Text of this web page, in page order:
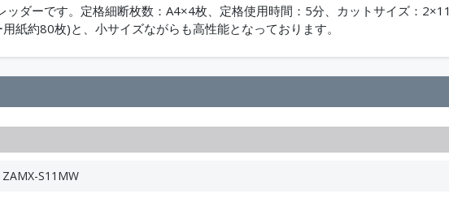
ッダーです。定格細断枚数：A4×4枚、定格使用時間：5分、カットサイズ：2×11
紙約80枚)と、小サイズながらも高性能となっております。
ZAMX-S11MW